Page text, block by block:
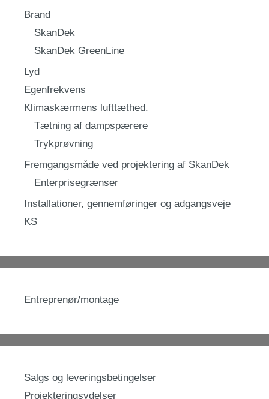
Brand
SkanDek
SkanDek GreenLine
Lyd
Egenfrekvens
Klimaskærmens lufttæthed.
Tætning af dampspærere
Trykprøvning
Fremgangsmåde ved projektering af SkanDek
Enterprisegrænser
Installationer, gennemføringer og adgangsveje
KS
Entreprenør/montage
Salgs og leveringsbetingelser
Projekteringsydelser